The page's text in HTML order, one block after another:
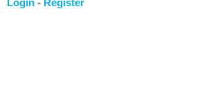
Login - Register